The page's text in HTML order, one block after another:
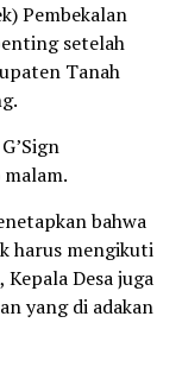
Pembekalan
setelah
Tanah
bahwa
harus mengikuti
Desa juga
yang di adakan